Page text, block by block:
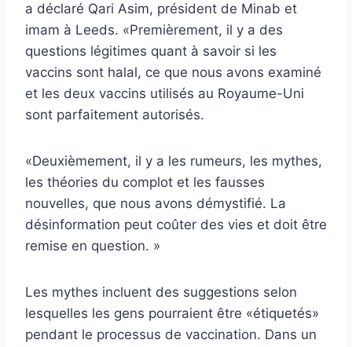
a déclaré Qari Asim, président de Minab et
imam à Leeds. «Premièrement, il y a des
questions légitimes quant à savoir si les
vaccins sont halal, ce que nous avons examiné
et les deux vaccins utilisés au Royaume-Uni
sont parfaitement autorisés.
«Deuxièmement, il y a les rumeurs, les mythes,
les théories du complot et les fausses
nouvelles, que nous avons démystifié. La
désinformation peut coûter des vies et doit être
remise en question. »
Les mythes incluent des suggestions selon
lesquelles les gens pourraient être «étiquetés»
pendant le processus de vaccination. Dans un